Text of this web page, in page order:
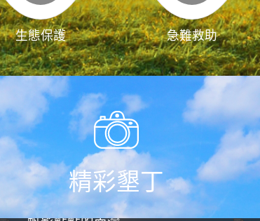
生態保護 急難救助
精彩墾丁